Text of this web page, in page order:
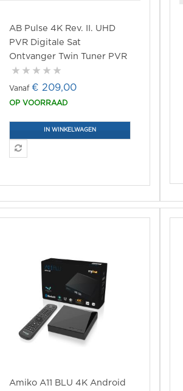
AB Pulse 4K Rev. II. UHD
PVR Digitale Sat
Ontvanger Twin Tuner PVR
€ 209,00
OP VOORRAAD
IN WINKELWAGEN
Amiko A11 BLU 4K Android